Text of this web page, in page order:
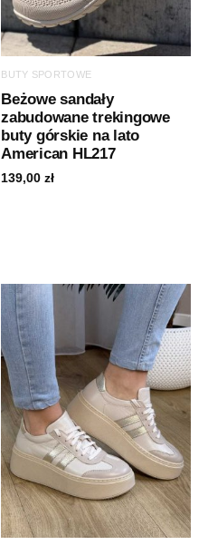
BUTY SPORTOWE
Beżowe sandały
zabudowane trekingowe
buty górskie na lato
American HL217
139,00zł